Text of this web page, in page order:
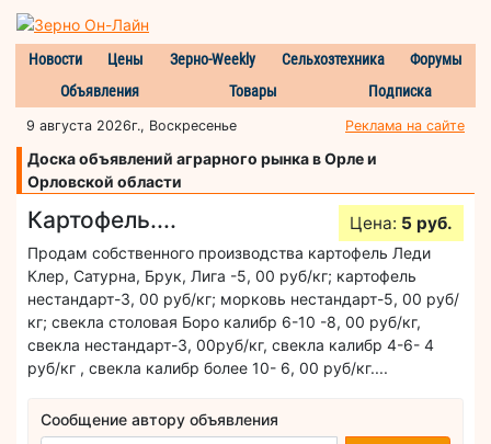
Новости Цены Зерно-Weekly Сельхозтехника
Форумы
Объявления
Товары Подписка
9 августа 2026г., Воскресенье Реклама на сайте
Доска объявлений аграрного рынка в Орле и
Орловской области
Картофель.... Цена: 5 руб.
Продам собственного производства картофель Леди
Клер, Сатурна, Брук, Лига -5, 00 руб/кг; картофель
нестандарт-3, 00 руб/кг; морковь нестандарт-5, 00 руб/
кг; свекла столовая Боро калибр 6-10 -8, 00 руб/кг,
свекла нестандарт-3, 00руб/кг, свекла калибр 4-6- 4
руб/кг , свекла калибр более 10- 6, 00 руб/кг....
Сообщение автору объявления